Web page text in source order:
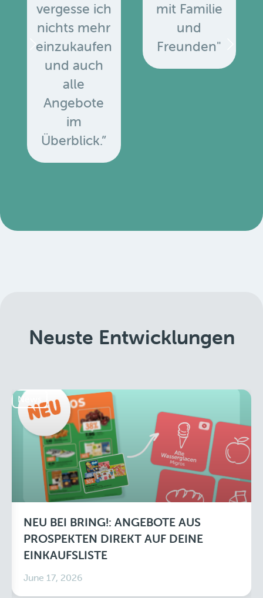
vergesse ich
nichts mehr
einzukaufen
und auch
alle
Angebote
im
Überblick.”
mit Familie
und
Freunden"
Neuste Entwicklungen
News
NEU BEI BRING!: ANGEBOTE AUS
PROSPEKTEN DIREKT AUF DEINE
EINKAUFSLISTE
June 17, 2026